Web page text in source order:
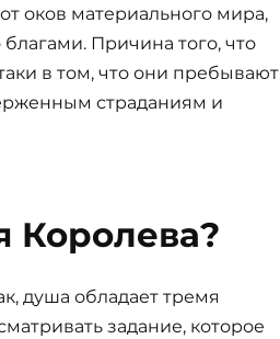
оков материального мира,
Причина того, что
в том, что они пребывают
страданиям и
Королева?
душа обладает тремя
задание, которое